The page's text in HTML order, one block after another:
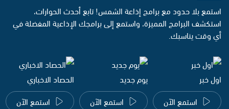
استمع بلا حدود مع برامج إذاعة الشمس! تابع أحدث الحوارات،
استكشف البرامج المميزة، واستمع إلى برامجك الإذاعية المفضلة في
أي وقت يناسبك.
اول خبر
استمع الآن
يوم جديد
استمع الآن
الحصاد الاخباري
استمع الآن